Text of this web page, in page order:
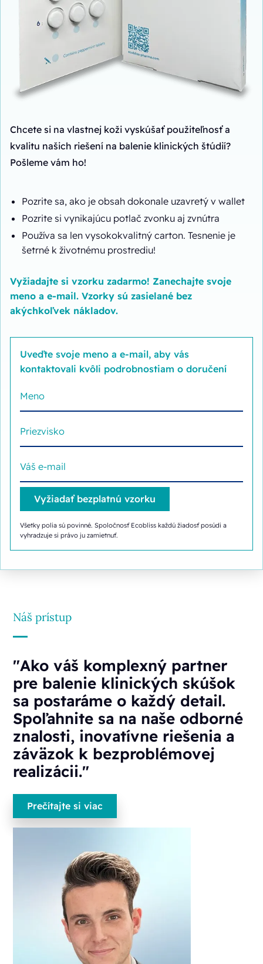
Chcete si na vlastnej koži vyskúšať použiteľnosť a
kvalitu našich riešení na balenie klinických štúdií?
Pošleme vám ho!
Pozrite sa, ako je obsah dokonale uzavretý v wallet
Pozrite si vynikajúcu potlač zvonku aj zvnútra
Používa sa len vysokokvalitný carton. Tesnenie je
šetrné k životnému prostrediu!
Vyžiadajte si vzorku zadarmo! Zanechajte svoje
meno a e-mail. Vzorky sú zasielané bez
akýchkoľvek nákladov.
Uveďte svoje meno a e-mail, aby vás
kontaktovali kvôli podrobnostiam o doručení
Všetky polia sú povinné. Spoločnosť Ecobliss každú žiadosť posúdi a
vyhradzuje si právo ju zamietnuť.
Náš prístup
"Ako váš komplexný partner
pre balenie klinických skúšok
sa postaráme o každý detail.
Spoľahnite sa na naše odborné
znalosti, inovatívne riešenia a
záväzok k bezproblémovej
realizácii."
Prečítajte si viac